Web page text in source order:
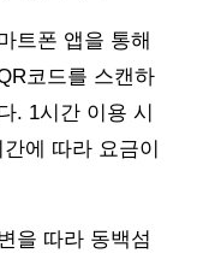
트폰 앱을 통해
코드를 스캔하
. 1시간 이용 시
에 따라 요금이
을 따라 동백섬